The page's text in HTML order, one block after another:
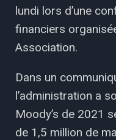
lundi lors d’une
financiers
Association.
Dans un
l’administration a
Moody’s de 2021
de 1,5 million de